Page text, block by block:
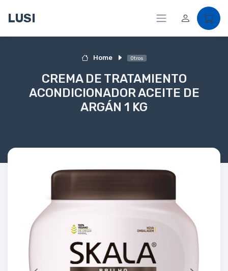
LUSI
Home Otros
CREMA DE TRATAMIENTO
ACONDICIONADOR ACEITE DE
ARGÁN 1 KG